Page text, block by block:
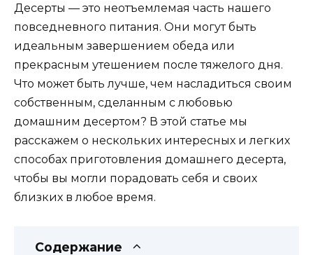
Десерты — это неотъемлемая часть нашего
повседневного питания. Они могут быть
идеальным завершением обеда или
прекрасным утешением после тяжелого дня.
Что может быть лучше, чем насладиться своим
собственным, сделанным с любовью
домашним десертом? В этой статье мы
расскажем о нескольких интересных и легких
способах приготовления домашнего десерта,
чтобы вы могли порадовать себя и своих
близких в любое время.
Содержание